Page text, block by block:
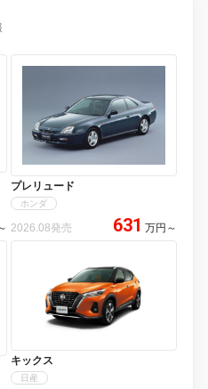
プレリュード
ホンダ
2026.08発売 631 万円 ～
キックス
日産